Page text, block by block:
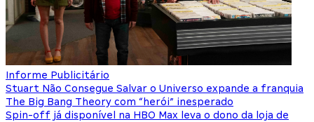
Informe Publicitário
Stuart Não Consegue Salvar o Universo expande a franquia
The Big Bang Theory com “herói” inesperado
Spin-off já disponível na HBO Max leva o dono da loja de